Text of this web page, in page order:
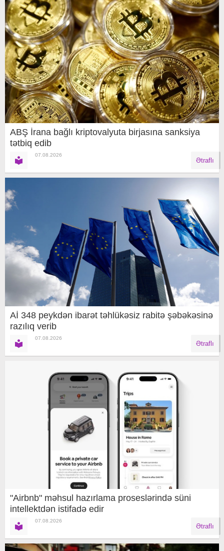
ABŞ İrana bağlı kriptovalyuta birjasına sanksiya
tətbiq edib
07.08.2026
Ətraflı
Aİ 348 peykdən ibarət təhlükəsiz rabitə şəbəkəsinə
razılıq verib
07.08.2026
Ətraflı
"Airbnb" məhsul hazırlama proseslərində süni
intellektdən istifadə edir
07.08.2026
Ətraflı